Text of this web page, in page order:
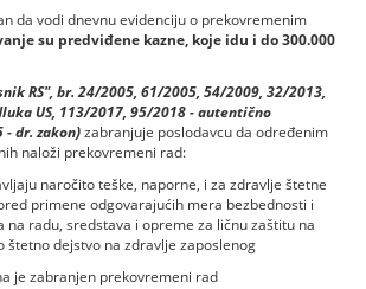
da vodi dnevnu evidenciju o prekovremenim
su predviđene kazne, koje idu i do 300.000
RS", br. 24/2005, 61/2005, 54/2009, 32/2013,
US, 113/2017, 95/2018 - autentično
dr. zakon)zabranjuje poslodavcu da određenim
naloži prekovremeni rad:
naročito teške, naporne, i za zdravlje štetne
primene odgovarajućih mera bezbednosti i
na radu, sredstava i opreme za ličnu zaštitu na
štetno dejstvo na zdravlje zaposlenog
je zabranjen prekovremeni rad